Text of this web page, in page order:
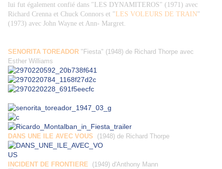
lui fut également confié dans "LES DYNAMITEROS" (1971) avec
Richard Crenna et Chuck Connors et "LES VOLEURS DE TRAIN"
(1973) avec John Wayne et Ann- Margret.
SENORITA TOREADOR "Fiesta" (1948) de Richard Thorpe avec
Esther Williams
DANS UNE ILE AVEC VOUS (1948) de Richard Thorpe
INCIDENT DE FRONTIERE (1949) d'Anthony Mann